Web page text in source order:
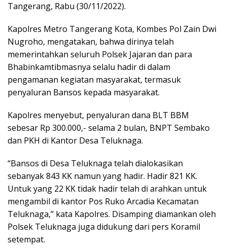
Tangerang, Rabu (30/11/2022).
Kapolres Metro Tangerang Kota, Kombes Pol Zain Dwi
Nugroho, mengatakan, bahwa dirinya telah
memerintahkan seluruh Polsek Jajaran dan para
Bhabinkamtibmasnya selalu hadir di dalam
pengamanan kegiatan masyarakat, termasuk
penyaluran Bansos kepada masyarakat.
Kapolres menyebut, penyaluran dana BLT BBM
sebesar Rp 300.000,- selama 2 bulan, BNPT Sembako
dan PKH di Kantor Desa Teluknaga.
“Bansos di Desa Teluknaga telah dialokasikan
sebanyak 843 KK namun yang hadir. Hadir 821 KK.
Untuk yang 22 KK tidak hadir telah di arahkan untuk
mengambil di kantor Pos Ruko Arcadia Kecamatan
Teluknaga,” kata Kapolres. Disamping diamankan oleh
Polsek Teluknaga juga didukung dari pers Koramil
setempat.